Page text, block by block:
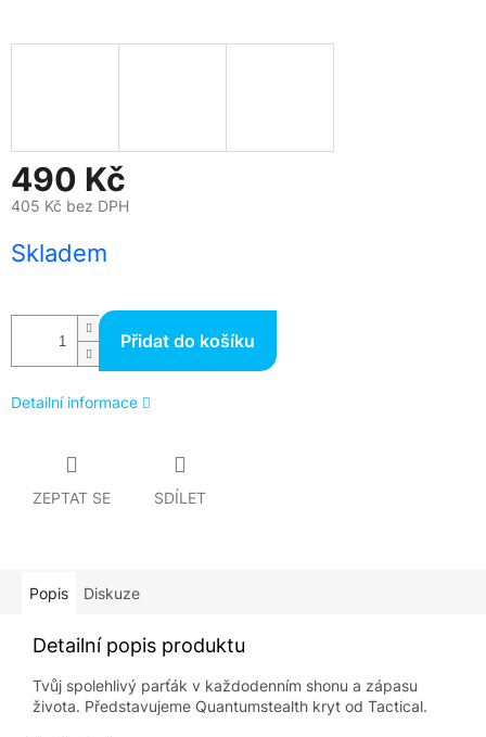
490 Kč
405 Kč bez DPH
cena:
Skladem
Přidat do košíku
Detailní informace
ZEPTAT SE SDÍLET
Popis Diskuze
Detailní popis produktu
Tvůj spolehlivý parťák v každodenním shonu a zápasu
života. Představujeme Quantumstealth kryt od Tactical.